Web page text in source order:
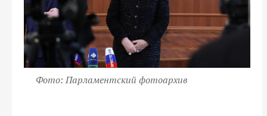
Фото: Парламентский фотоархив